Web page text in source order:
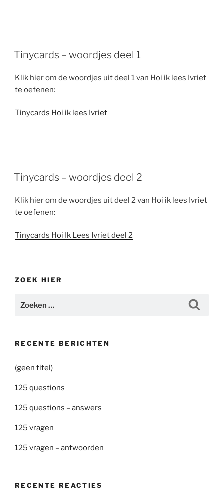
Tinycards – woordjes deel 1
Klik hier om de woordjes uit deel 1 van Hoi ik lees Ivriet
te oefenen:
Tinycards Hoi ik lees Ivriet
Tinycards – woordjes deel 2
Klik hier om de woordjes uit deel 2 van Hoi ik lees Ivriet
te oefenen:
Tinycards Hoi Ik Lees Ivriet deel 2
ZOEK HIER
RECENTE BERICHTEN
(geen titel)
125 questions
125 questions – answers
125 vragen
125 vragen – antwoorden
RECENTE REACTIES